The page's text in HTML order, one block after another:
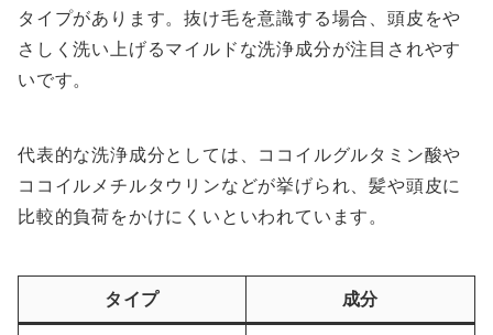
タイプがあります。抜け毛を意識する場合、頭皮をや
さしく洗い上げるマイルドな洗浄成分が注目されやす
いです。
代表的な洗浄成分としては、ココイルグルタミン酸や
ココイルメチルタウリンなどが挙げられ、髪や頭皮に
比較的負荷をかけにくいといわれています。
タイプ 成分